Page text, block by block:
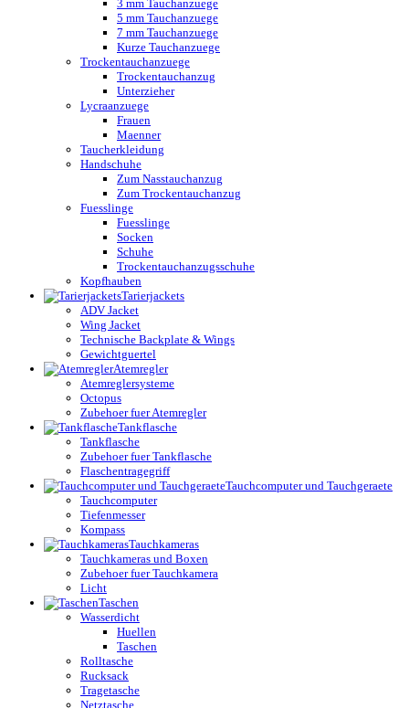
3 mm Tauchanzuege
5 mm Tauchanzuege
7 mm Tauchanzuege
Kurze Tauchanzuege
Trockentauchanzuege
Trockentauchanzug
Unterzieher
Lycraanzuege
Frauen
Maenner
Taucherkleidung
Handschuhe
Zum Nasstauchanzug
Zum Trockentauchanzug
Fuesslinge
Fuesslinge
Socken
Schuhe
Trockentauchanzugsschuhe
Kopfhauben
Tarierjackets
ADV Jacket
Wing Jacket
Technische Backplate & Wings
Gewichtguertel
Atemregler
Atemreglersysteme
Octopus
Zubehoer fuer Atemregler
Tankflasche
Tankflasche
Zubehoer fuer Tankflasche
Flaschentragegriff
Tauchcomputer und Tauchgeraete
Tauchcomputer
Tiefenmesser
Kompass
Tauchkameras
Tauchkameras und Boxen
Zubehoer fuer Tauchkamera
Licht
Taschen
Wasserdicht
Huellen
Taschen
Rolltasche
Rucksack
Tragetasche
Netztasche